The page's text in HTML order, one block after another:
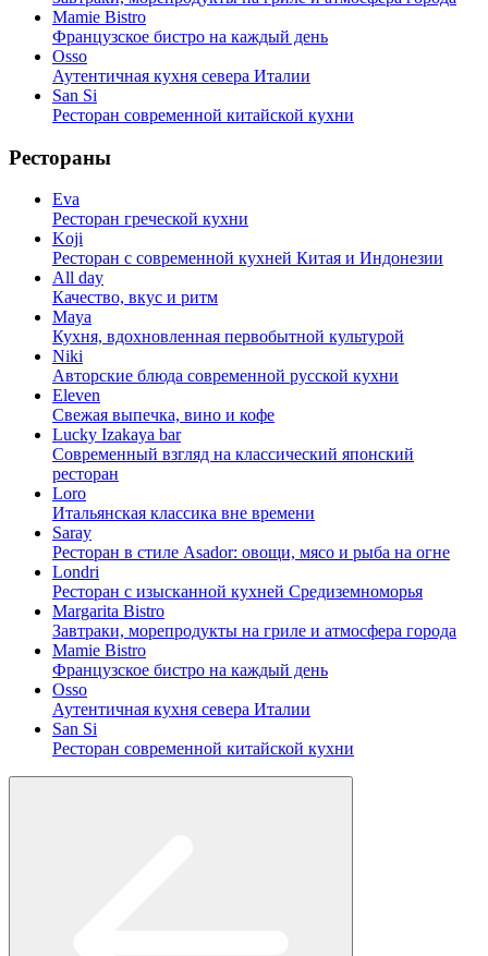
Mamie Bistro
Французское бистро на каждый день
Osso
Аутентичная кухня севера Италии
San Si
Ресторан современной китайской кухни
Рестораны
Eva
Ресторан греческой кухни
Koji
Ресторан с cовременной кухней Китая и Индонезии
All day
Качество, вкус и ритм
Maya
Кухня, вдохновленная первобытной культурой
Niki
Авторские блюда современной русской кухни
Eleven
Свежая выпечка, вино и кофе
Lucky Izakaya bar
Современный взгляд на классический японский
ресторан
Loro
Итальянская классика вне времени
Saray
Ресторан в стиле Asador: овощи, мясо и рыба на огне
Londri
Ресторан с изысканной кухней Средиземноморья
Margarita Bistro
Завтраки, морепродукты на гриле и атмосфера города
Mamie Bistro
Французское бистро на каждый день
Osso
Аутентичная кухня севера Италии
San Si
Ресторан современной китайской кухни